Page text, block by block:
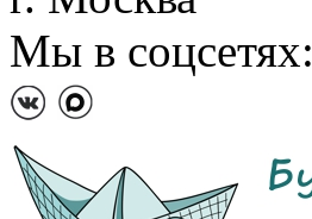
Мы в соцсетях: